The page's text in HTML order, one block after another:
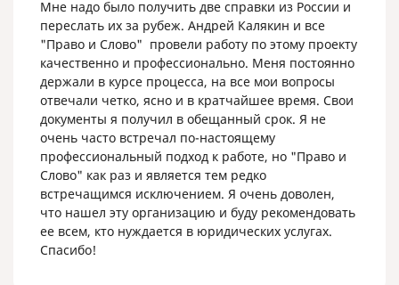
Мне надо было получить две справки из России и
переслать их за рубеж. Андрей Калякин и все
"Право и Слово" провели работу по этому проекту
качественно и профессионально. Меня постоянно
держали в курсе процесса, на все мои вопросы
отвечали четко, ясно и в кратчайшее время. Свои
документы я получил в обещанный срок. Я не
очень часто встречал по-настоящему
профессиональный подход к работе, но "Право и
Слово" как раз и является тем редко
встречащимся исключением. Я очень доволен,
что нашел эту организацию и буду рекомендовать
ее всем, кто нуждается в юридических услугах.
Спасибо!